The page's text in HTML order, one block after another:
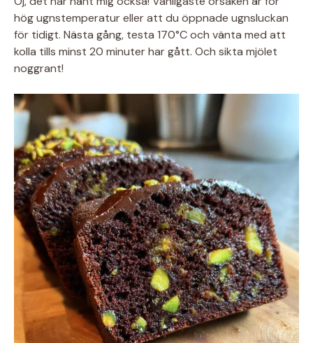
hög ugnstemperatur eller att du öppnade ugnsluckan
för tidigt. Nästa gång, testa 170°C och vänta med att
kolla tills minst 20 minuter har gått. Och sikta mjölet
noggrant!